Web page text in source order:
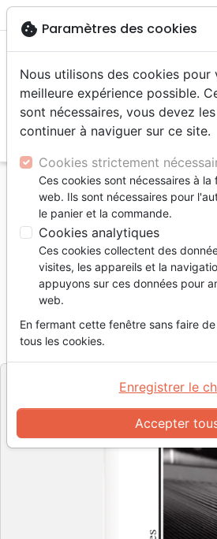
menu
Accueil Livres Recueils de
Poésies sélectionnées -
l'église chrétienne du 21e siècle -
Poésies sélectionnées
Recueil de chants pour
du 21e siècle - Tome 1
RéférenceEXIT4990 EAN
Editeur Éditions Exit
cookie Paramètres des cookies
Nous utilisons des cookies pour
meilleure expérience possible.
sont nécessaires, vous devez
continuer à naviguer sur ce site.
Cookies strictement
Ces cookies sont nécessaires à
web. Ils sont nécessaires pour
le panier et la commande.
Cookies analytiques
Ces cookies collectent des
visites, les appareils et la
appuyons sur ces données pour
web.
En fermant cette fenêtre sans faire
tous les cookies.
Accepter
Enregistrer le